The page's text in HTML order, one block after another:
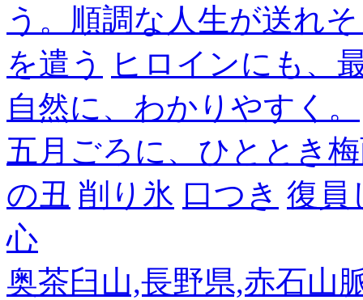
う。順調な人生が送れ
を遣う
ヒロインにも、
自然に、わかりやすく。
五月ごろに、ひととき
の丑 削り氷 口つき 復員
心
奥茶臼山,長野県,赤石山